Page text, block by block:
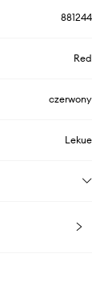
881244
Red
czerwony
Lekue